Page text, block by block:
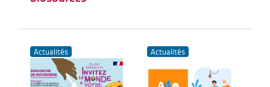
Actualités Actualités